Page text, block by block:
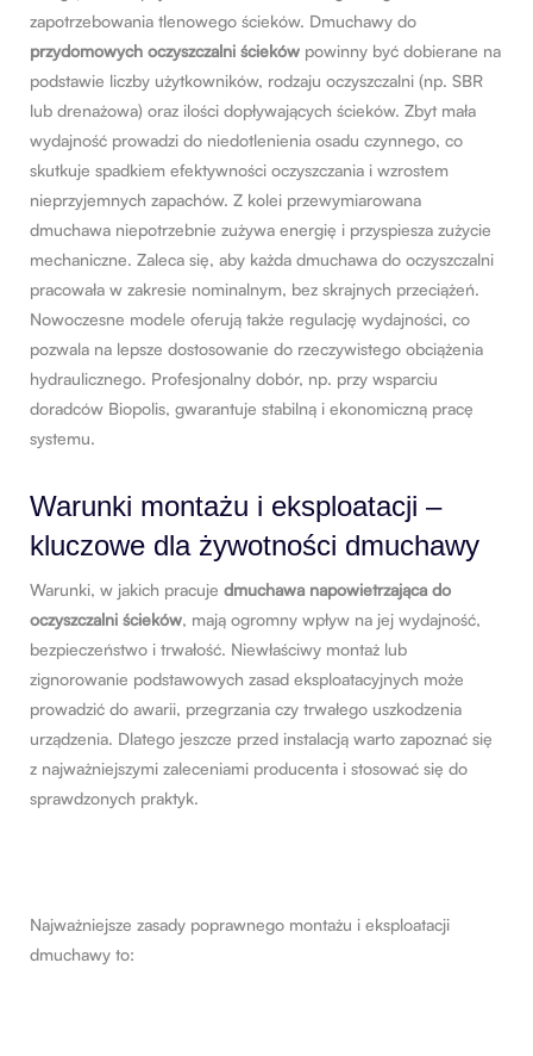
zapotrzebowania tlenowego ścieków. Dmuchawy do
przydomowych oczyszczalni ścieków powinny być dobierane na
podstawie liczby użytkowników, rodzaju oczyszczalni (np. SBR
lub drenażowa) oraz ilości dopływających ścieków. Zbyt mała
wydajność prowadzi do niedotlenienia osadu czynnego, co
skutkuje spadkiem efektywności oczyszczania i wzrostem
nieprzyjemnych zapachów. Z kolei przewymiarowana
dmuchawa niepotrzebnie zużywa energię i przyspiesza zużycie
mechaniczne. Zaleca się, aby każda dmuchawa do oczyszczalni
pracowała w zakresie nominalnym, bez skrajnych przeciążeń.
Nowoczesne modele oferują także regulację wydajności, co
pozwala na lepsze dostosowanie do rzeczywistego obciążenia
hydraulicznego. Profesjonalny dobór, np. przy wsparciu
doradców Biopolis, gwarantuje stabilną i ekonomiczną pracę
systemu.
Warunki montażu i eksploatacji –
kluczowe dla żywotności dmuchawy
Warunki, w jakich pracuje dmuchawa napowietrzająca do
oczyszczalni ścieków, mają ogromny wpływ na jej wydajność,
bezpieczeństwo i trwałość. Niewłaściwy montaż lub
zignorowanie podstawowych zasad eksploatacyjnych może
prowadzić do awarii, przegrzania czy trwałego uszkodzenia
urządzenia. Dlatego jeszcze przed instalacją warto zapoznać się
z najważniejszymi zaleceniami producenta i stosować się do
sprawdzonych praktyk.
Najważniejsze zasady poprawnego montażu i eksploatacji
dmuchawy to: